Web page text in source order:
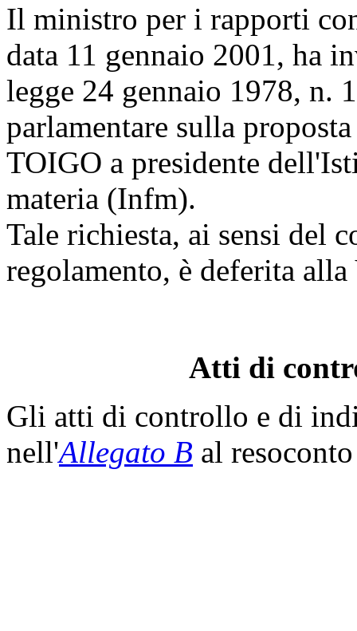
Il ministro per i rapporti
data 11 gennaio 2001, ha
legge 24 gennaio 1978, n.
parlamentare sulla
TOIGO a presidente
materia (Infm).
Tale richiesta, ai sensi del
regolamento, è deferita
Atti di
Gli atti di controllo e di
nell'Allegato B al